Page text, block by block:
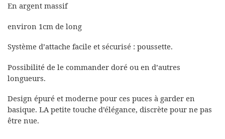
En argent massif
environ 1cm de long
Système d’attache facile et sécurisé : poussette.
Possibilité de le commander doré ou en d’autres
longueurs.
Design épuré et moderne pour ces puces à garder en
basique. LA petite touche d’élégance, discrète pour ne pas
être nue.